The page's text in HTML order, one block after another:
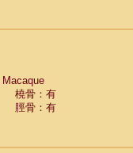
橈骨：有
脛骨：有